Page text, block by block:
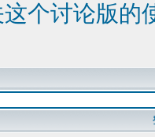
个讨论版的